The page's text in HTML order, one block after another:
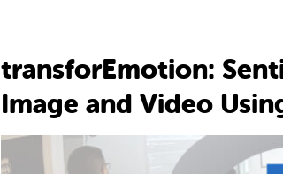
transforEmotion:
Image and Video